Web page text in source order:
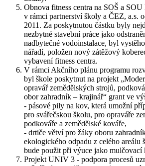
Obnova fitness centra na SOŠ a
v rámci partnerství školy a ČEZ, a.s.
2011. Za poskytnutou částku byly
nezbytné stavební práce jako
nadbytečné vodoinstalace, byl
nářadí, položen nový zátěžový
vybavení fitness centra.
V rámci Akčního plánu programu
byl škole poskytnut na projekt
opravář zemědělských strojů,
obor zahradník – krajinář“ grant ve
- pásové pily na kov, která umožní
pro svářečskou školu, pro opraváře
podkováře a zemědělské kováře,
- ​​​​​​​drtiče větví pro žáky oboru
ekologického odpadu z celého areálu
bude použit při výuce jako mulčovací
Projekt UNIV 3 - podpora procesů